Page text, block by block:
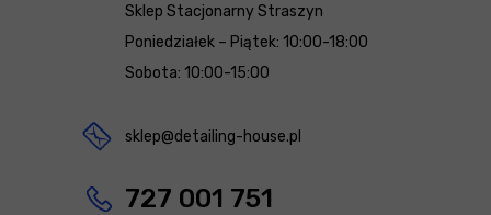
Sklep Stacjonarny Straszyn
Poniedziałek – Piątek: 10:00-18:00
Sobota: 10:00-15:00
sklep@detailing-house.pl
727 001 751